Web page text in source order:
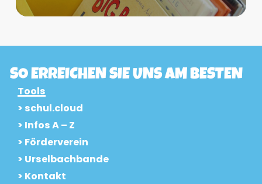
SO ERREICHEN SIE UNS AM BESTEN
Tools
> schul.cloud
> Infos A – Z
> Förderverein
> Urselbachbande
> Kontakt